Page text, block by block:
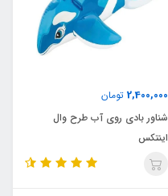
2,400,000 تومان
شناور بادی روی آب طرح وال
اینتکس